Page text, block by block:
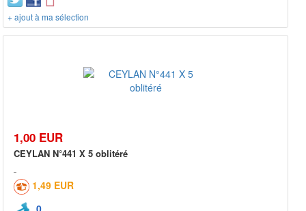
+ ajout à ma sélection
1,00 EUR
CEYLAN N°441 X 5 oblitéré
1,49 EUR
0